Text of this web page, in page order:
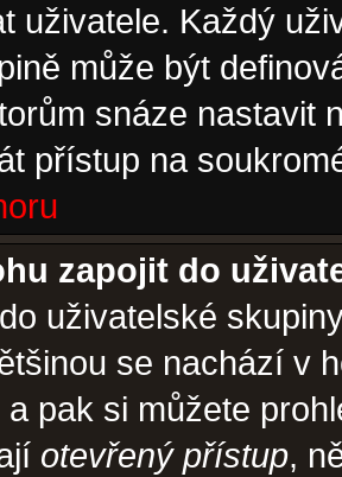
uživatele. Každý
může být
snáze nastavit
přístup na
zapojit do
uživatelské
se nachází v
a pak si můžete
otevřený přístup,